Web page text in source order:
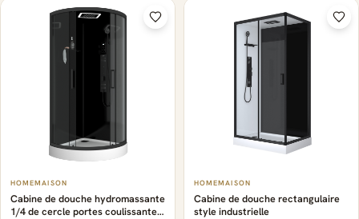
HOMEMAISON
Cabine de douche hydromassante
1/4 de cercle portes coulissantes
HOMEMAISON
Cabine de douche rectangulaire
style industrielle